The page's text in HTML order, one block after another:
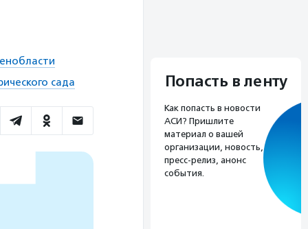
сада
Попасть в ленту
Как попасть в новости
АСИ? Пришлите
материал о вашей
организации, новость,
пресс-релиз, анонс
события.